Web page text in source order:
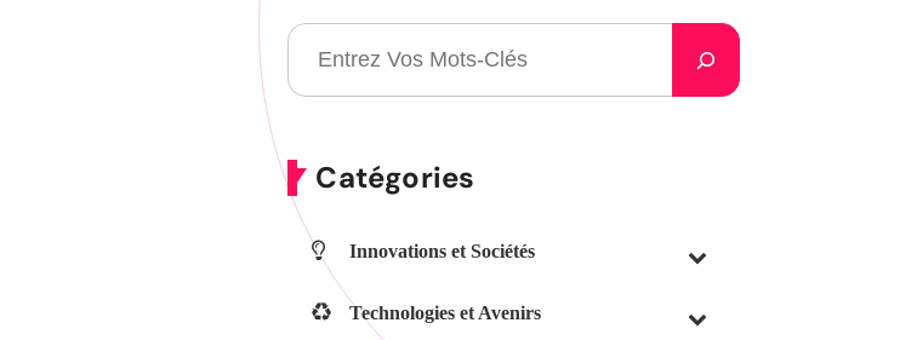
Catégories
Innovations et Sociétés
Technologies et Avenirs